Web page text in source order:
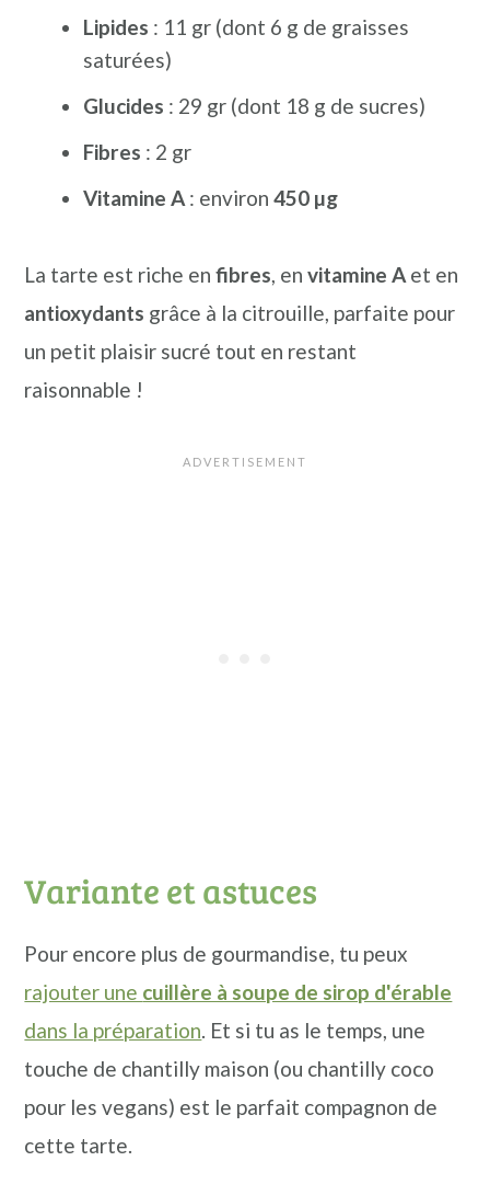
Lipides : 11 gr (dont 6 g de graisses
saturées)
Glucides : 29 gr (dont 18 g de sucres)
Fibres : 2 gr
Vitamine A : environ450 µg
La tarte est riche enfibres, envitamine A et en
antioxydants grâce à la citrouille, parfaite pour
un petit plaisir sucré tout en restant
raisonnable !
Variante et astuces
Pour encore plus de gourmandise, tu peux
rajouter une cuillère à soupe de sirop d'érable
dans la préparation. Et si tu as le temps, une
touche de chantilly maison (ou chantilly coco
pour les vegans) est le parfait compagnon de
cette tarte.